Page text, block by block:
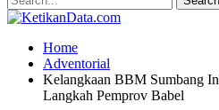
Home
Adventorial
Kelangkaan BBM Sumbang
Langkah Pemprov Babel